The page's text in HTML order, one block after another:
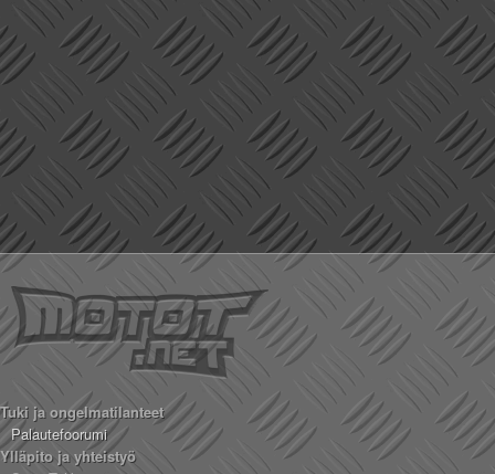
Tuki ja ongelmatilanteet
Palautefoorumi
Ylläpito ja yhteistyö